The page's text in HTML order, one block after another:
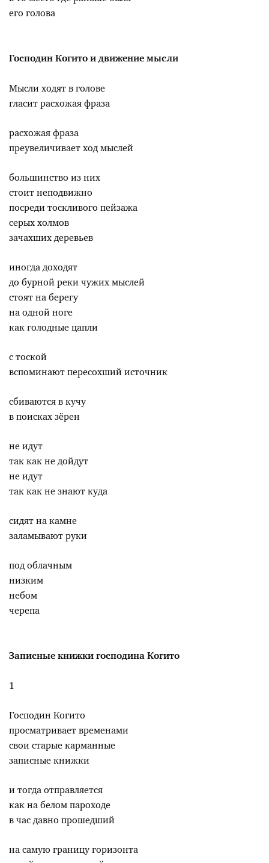
его голова
Господин Когито и движение мысли
Мысли ходят в голове
гласит расхожая фраза
расхожая фраза
преувеличивает ход мыслей
большинство из них
стоит неподвижно
посреди тоскливого пейзажа
серых холмов
зачахших деревьев
иногда доходят
до бурной реки чужих мыслей
стоят на берегу
на одной ноге
как голодные цапли
с тоской
вспоминают пересохший источник
сбиваются в кучу
в поисках зёрен
не идут
так как не дойдут
не идут
так как не знают куда
сидят на камне
заламывают руки
под облачным
низким
небом
черепа
Записные книжки господина Когито
1
Господин Когито
просматривает временами
свои старые карманные
записные книжки
и тогда отправляется
как на белом пароходе
в час давно прошедший
на самую границу горизонта